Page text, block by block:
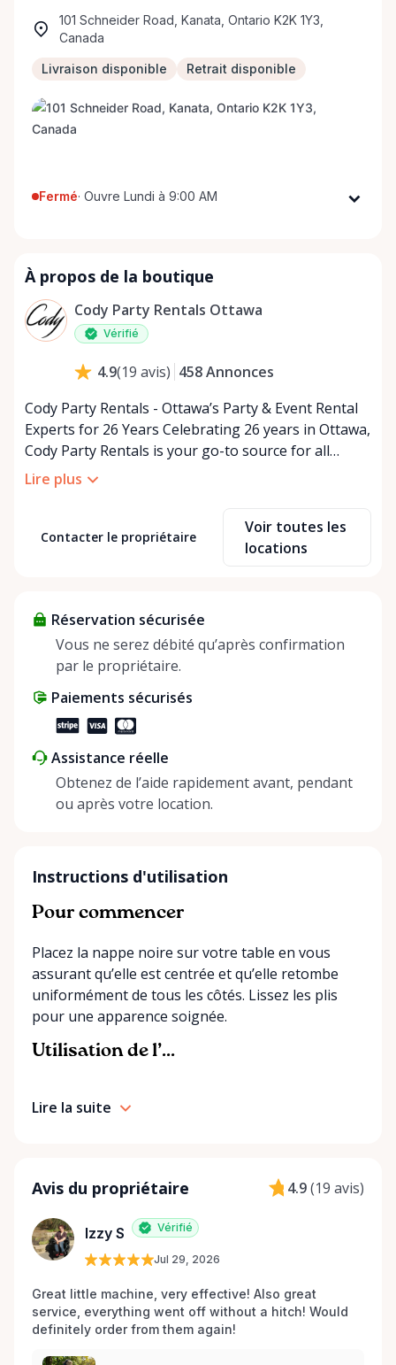
101 Schneider Road, Kanata, Ontario K2K 1Y3,
Canada
Livraison disponible Retrait disponible
Fermé· Ouvre Lundi à 9:00 AM
Mercredi
Jeudi
9:00 AM - 5:00 PM
Vendredi
Dimanche
À propos de la boutique
Cody Party Rentals Ottawa
Vérifié
4.9(19 avis) 458Annonces
Cody Party Rentals - Ottawa’s Party & Event Rental
Experts for 26 Years Celebrating 26 years in Ottawa,
Cody Party Rentals is your go-to source for all
things party and event rentals. We’re proud to be a
partner of Rent Anything, expanding our offerings
At Cody Party Rentals, we believe in the power of
sharing—giving others the chance to rent out their
helping people enjoy more for less while making a
positive impact on the environment. By choosing to
share instead of buy, we’re all doing our part to
Lire plus
Contacter le propriétaire
Voir toutes les
locations
Réservation sécurisée
Vous ne serez débité qu’après confirmation
par le propriétaire.
Paiements sécurisés
Assistance réelle
Obtenez de l’aide rapidement avant, pendant
ou après votre location.
Instructions d'utilisation
Pour commencer
Placez la nappe noire sur votre table en vous
assurant qu’elle est centrée et qu’elle retombe
uniformément de tous les côtés. Lissez les plis
pour une apparence soignée.
Utilisation de l’...
Lire la suite
Avis du propriétaire 4.9(19 avis)
Izzy S Vérifié
Jul 29, 2026
Great little machine, very effective! Also great
service, everything went off without a hitch! Would
definitely order from them again!